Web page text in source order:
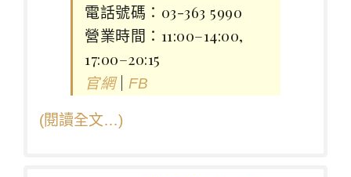
電話號碼：03-363 5990
營業時間：11:00–14:00,
17:00–20:15
官網| FB
(閱讀全文…)